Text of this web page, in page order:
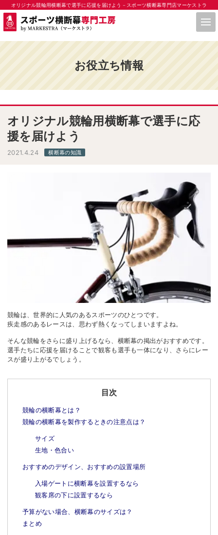
オリジナル競輪用横断幕で選手に応援を届けよう－スポーツ横断幕専門店マーケストラ
お役立ち情報
オリジナル競輪用横断幕で選手に応
援を届けよう
2021.4.24 横断幕の知識
競輪は、世界的に人気のあるスポーツのひとつです。
疾走感のあるレースは、思わず熱くなってしまいますよね。
そんな競輪をさらに盛り上げるなら、横断幕の掲出がおすすめです。
選手たちに応援を届けることで観客も選手も一体になり、さらにレー
スが盛り上がるでしょう。
目次
競輪の横断幕とは？
競輪の横断幕を製作するときの注意点は？
サイズ
生地・色合い
おすすめのデザイン、おすすめの設置場所
入場ゲートに横断幕を設置するなら
観客席の下に設置するなら
予算がない場合、横断幕のサイズは？
まとめ